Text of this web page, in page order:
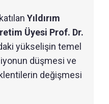
Yıldırım
Üyesi Prof. Dr.
yükselişin temel
düşmesi ve
değişmesi